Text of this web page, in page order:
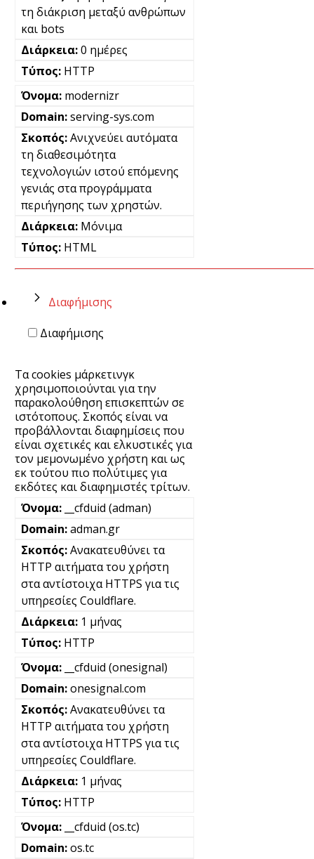
τη διάκριση μεταξύ ανθρώπων
και bots
0 ημέρες
HTTP
modernizr
serving-sys.com
Ανιχνεύει αυτόματα
τη διαθεσιμότητα
τεχνολογιών ιστού επόμενης
γενιάς στα προγράμματα
περιήγησης των χρηστών.
Μόνιμα
HTML
Διαφήμισης
Διαφήμισης
Τα cookies μάρκετινγκ
χρησιμοποιούνται για την
παρακολούθηση επισκεπτών σε
ιστότοπους. Σκοπός είναι να
προβάλλονται διαφημίσεις που
είναι σχετικές και ελκυστικές για
τον μεμονωμένο χρήστη και ως
εκ τούτου πιο πολύτιμες για
εκδότες και διαφημιστές τρίτων.
__cfduid (adman)
adman.gr
Ανακατευθύνει τα
HTTP αιτήματα του χρήστη
στα αντίστοιχα HTTPS για τις
υπηρεσίες Couldflare.
1 μήνας
HTTP
__cfduid (onesignal)
onesignal.com
Ανακατευθύνει τα
HTTP αιτήματα του χρήστη
στα αντίστοιχα HTTPS για τις
υπηρεσίες Couldflare.
1 μήνας
HTTP
__cfduid (os.tc)
os.tc